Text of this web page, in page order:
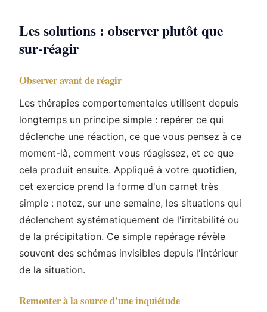
Les solutions : observer plutôt que
sur-réagir
Observer avant de réagir
Les thérapies comportementales utilisent depuis
longtemps un principe simple : repérer ce qui
déclenche une réaction, ce que vous pensez à ce
moment-là, comment vous réagissez, et ce que
cela produit ensuite. Appliqué à votre quotidien,
cet exercice prend la forme d'un carnet très
simple : notez, sur une semaine, les situations qui
déclenchent systématiquement de l'irritabilité ou
de la précipitation. Ce simple repérage révèle
souvent des schémas invisibles depuis l'intérieur
de la situation.
Remonter à la source d'une inquiétude